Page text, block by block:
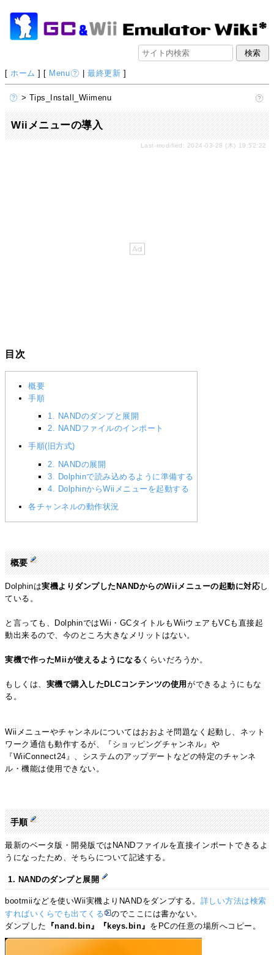
[ホーム ] [ Menu |最終更新 ]
> Tips_Install_Wiimenu
Wiiメニューの導入
Last-modified: 2024-03-28 (木) 19:52:22
目次
概要
手順
1. NANDのダンプと展開
2. NANDファイルのインポート
手順(旧方式)
2. NANDの展開
3. Dolphinで読み込めるように準備する
4. DolphinからWiiメニューを起動する
各チャンネルの動作状況
概要
Dolphinは実機よりダンプしたNANDからのWiiメニューの起動に対応し
ている。
と言っても、DolphinではWii・GCタイトルもWiiウェアもVCも直接起
動出来るので、今のところ大きなメリットはない。
実機で作ったMiiが使えるようになる くらいだろうか。
もしくは、 実機で購入したDLCコンテンツの使用 ができるようにもな
る。
Wiiメニューやチャンネルについてはおおよそ問題なく起動し、ネット
ワーク通信も動作するが、『ショッピングチャンネル』や
『WiiConnect24』、システムのアップデートなどの特定のチャンネ
ル・機能は使用できない。
手順
最新のベータ版・開発版ではNANDファイルを直接インポートできるよ
うになったため、そちらについて記述する。
1. NANDのダンプと展開
bootmiiなどを使いWii実機よりNANDをダンプする。 詳しい方法は検索
すればいくらでも出てくる
のでここには書かない。
ダンプした
『nand.bin』『keys.bin』 をPCの任意の場所へコピー。